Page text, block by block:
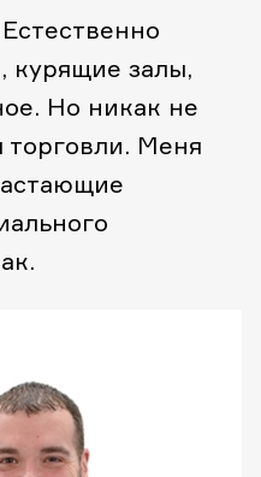
курящие залы,
Но никак не
торговли. Меня